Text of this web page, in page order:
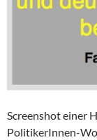
Screenshot einer
PolitikerInnen-